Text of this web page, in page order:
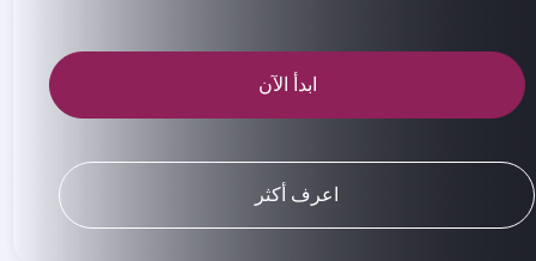
ابدأ الآن
اعرف أكثر